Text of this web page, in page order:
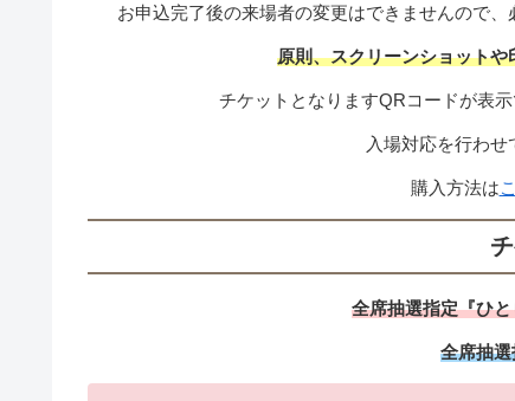
お申込完了後の来場者の変更はできませんので
原則、スクリーンショット
チケットとなりますQRコードが表
入場対応を行わせ
購入方法は
全席抽選指定『ひ
全席抽